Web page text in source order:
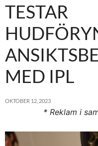
TESTAR
MED IPL
OKTOBER 12, 2023
* Reklam i